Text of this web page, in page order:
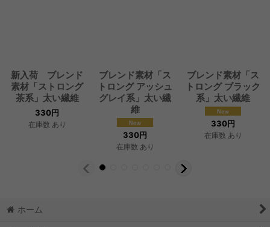
新入荷 ブレンド
素材「ストロング
茶系」太い繊維
330円
在庫数 あり
ブレンド素材「ス
トロング アッシュ
グレイ系」太い繊
維
330円
在庫数 あり
ブレンド素材「ス
トロング ブラック
系」太い繊維
330円
在庫数 あり
ホーム